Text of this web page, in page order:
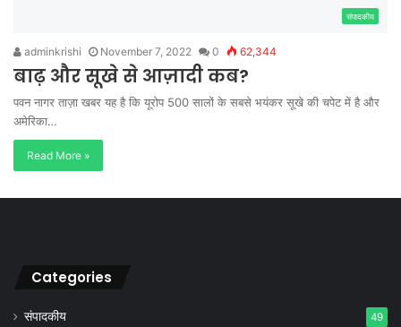
संपादकीय
adminkrishi November 7, 2022 0 62,344
बाढ़ और सूखे से आज़ादी कब?
पवन नागर ताज़ा खबर यह है कि यूरोप 500 सालों के सबसे भयंकर सूखे की चपेट में है और
अमेरिका…
Read More »
Categories
संपादकीय 49